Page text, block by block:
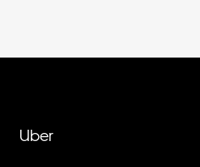
Uber